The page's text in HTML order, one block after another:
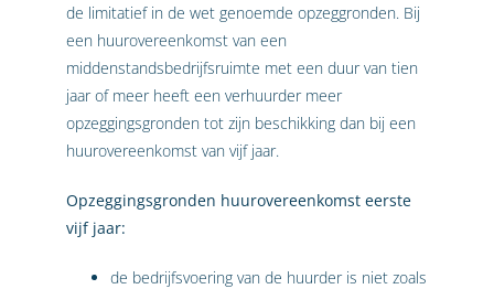
de limitatief in de wet genoemde opzeggronden. Bij
een huurovereenkomst van een
middenstandsbedrijfsruimte met een duur van tien
jaar of meer heeft een verhuurder meer
opzeggingsgronden tot zijn beschikking dan bij een
huurovereenkomst van vijf jaar.
Opzeggingsgronden huurovereenkomst eerste
vijf jaar:
de bedrijfsvoering van de huurder is niet zoals